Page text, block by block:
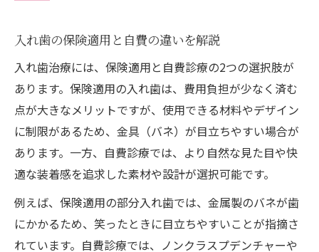
入れ歯の保険適用と自費の違いを解説
入れ歯治療には、保険適用と自費診療の2つの選択肢が
あります。保険適用の入れ歯は、費用負担が少なく済む
点が大きなメリットですが、使用できる材料やデザイン
に制限があるため、金具（バネ）が目立ちやすい場合が
あります。一方、自費診療では、より自然な見た目や快
適な装着感を追求した素材や設計が選択可能です。
例えば、保険適用の部分入れ歯では、金属製のバネが歯
にかかるため、笑ったときに目立ちやすいことが指摘さ
れています。自費診療では、ノンクラスプデンチャーや